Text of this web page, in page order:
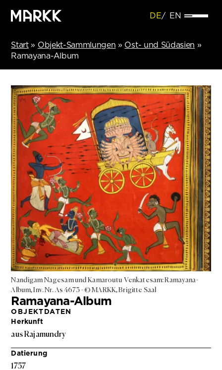
DE EN
Start» Objekt-Sammlungen » Ost- und Südasien »
Ramayana-Album
OBJEKTDATEN
Herkunft
aus Rajamundry
Datierung
1757
Ramayana-Album
Nandigam Nagesam und Kamaroutu Venkatesam: Ramayana-
Album, Inv. Nr. As 4673 - © MARKK, Brigitte Saal